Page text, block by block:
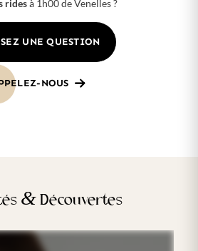
ridesà 1h00 de Venelles ?
UNE QUESTION
NOUS
& Découvertes